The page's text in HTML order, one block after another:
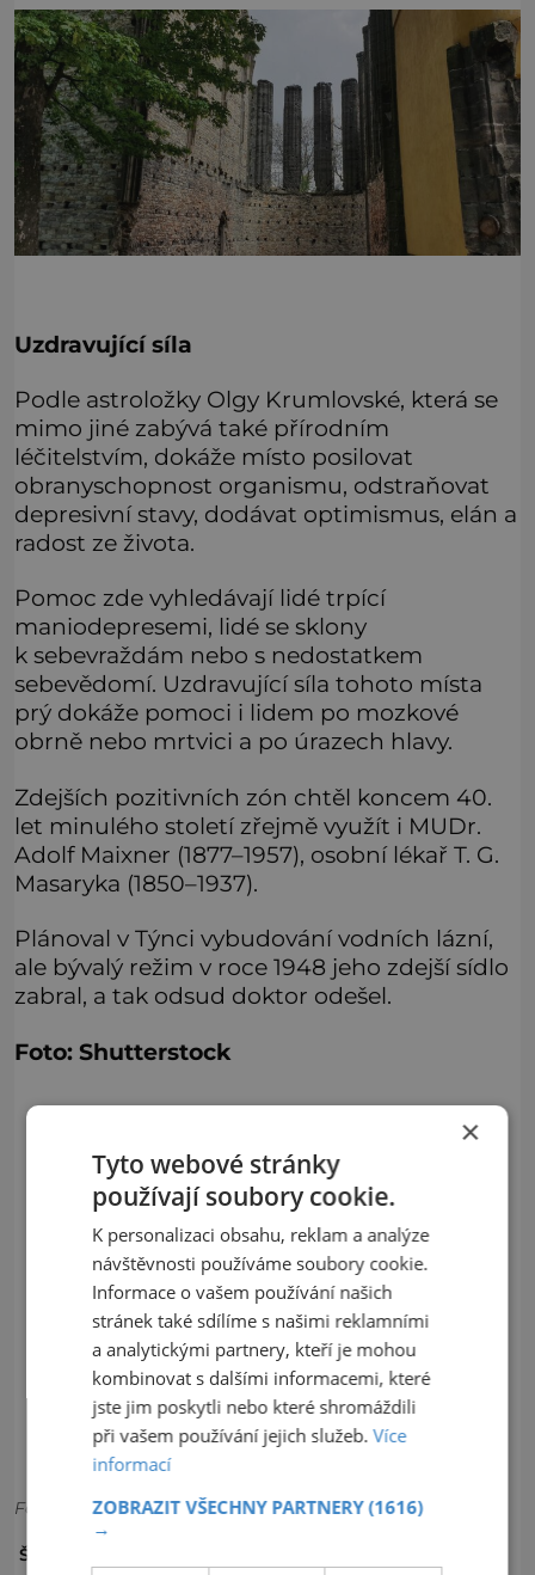
Uzdravující síla
Podle astroložky Olgy Krumlovské, která se
mimo jiné zabývá také přírodním
léčitelstvím, dokáže místo posilovat
obranyschopnost organismu, odstraňovat
depresivní stavy, dodávat optimismus, elán a
radost ze života.
Pomoc zde vyhledávají lidé trpící
maniodepresemi, lidé se sklony
k sebevraždám nebo s nedostatkem
sebevědomí. Uzdravující síla tohoto místa
prý dokáže pomoci i lidem po mozkové
obrně nebo mrtvici a po úrazech hlavy.
Zdejších pozitivních zón chtěl koncem 40.
let minulého století zřejmě využít i MUDr.
Adolf Maixner (1877–1957), osobní lékař T. G.
Masaryka (1850–1937).
Plánoval v Týnci vybudování vodních lázní,
ale bývalý režim v roce 1948 jeho zdejší sídlo
zabral, a tak odsud doktor odešel.
Foto: Shutterstock
Foto:
ŠTÍTKY:
×
Tyto webové stránky
používají soubory cookie.
K personalizaci obsahu, reklam a analýze
návštěvnosti používáme soubory cookie.
Informace o vašem používání našich
stránek také sdílíme s našimi reklamními
a analytickými partnery, kteří je mohou
kombinovat s dalšími informacemi, které
jste jim poskytli nebo které shromáždili
při vašem používání jejich služeb.Více
informací
ZOBRAZIT VŠECHNY PARTNERY(1616)
→